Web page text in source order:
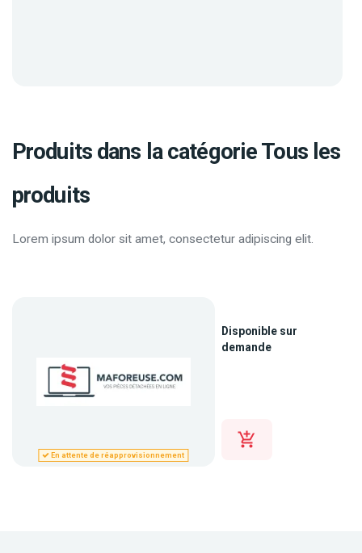
Produits dans la catégorie Tous les
produits
Lorem ipsum dolor sit amet, consectetur adipiscing elit.
En attente de réapprovisionnement
Disponible sur
demande